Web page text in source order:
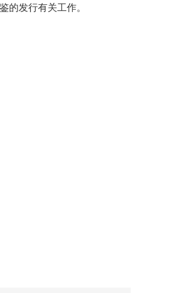
的发行有关工作。